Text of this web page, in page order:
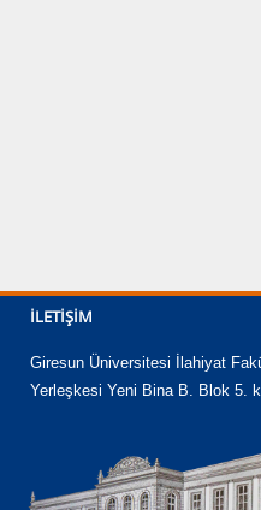
İLETIŞIM
Giresun Üniversitesi İlahiyat
Yerleşkesi Yeni Bina B. Blok 5.